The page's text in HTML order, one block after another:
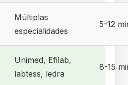
Múltiplas
especialidades
5-12
Unimed, Efilab,
labtess, ledra
8-15